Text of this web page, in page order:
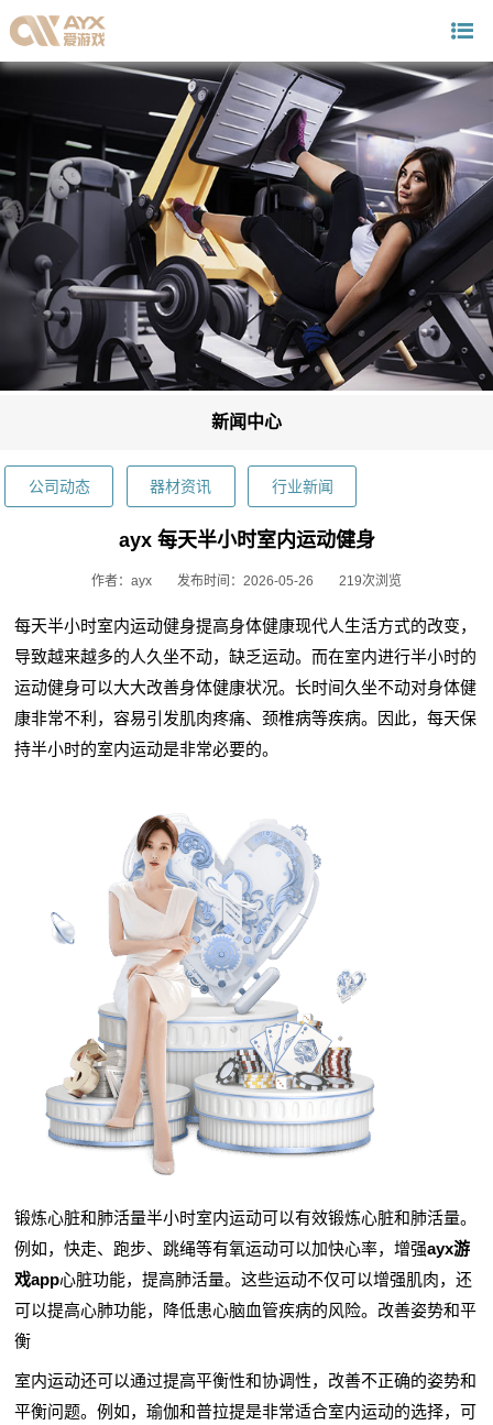
新闻中心
公司动态 器材资讯 行业新闻
ayx 每天半小时室内运动健身
作者：ayx 发布时间：2026-05-26 219次浏览
每天半小时室内运动健身提高身体健康现代人生活方式的改变，
导致越来越多的人久坐不动，缺乏运动。而在室内进行半小时的
运动健身可以大大改善身体健康状况。长时间久坐不动对身体健
康非常不利，容易引发肌肉疼痛、颈椎病等疾病。因此，每天保
持半小时的室内运动是非常必要的。
锻炼心脏和肺活量半小时室内运动可以有效锻炼心脏和肺活量。
例如，快走、跑步、跳绳等有氧运动可以加快心率，增强ayx游
戏app心脏功能，提高肺活量。这些运动不仅可以增强肌肉，还
可以提高心肺功能，降低患心脑血管疾病的风险。改善姿势和平
衡
室内运动还可以通过提高平衡性和协调性，改善不正确的姿势和
平衡问题。例如，瑜伽和普拉提是非常适合室内运动的选择，可